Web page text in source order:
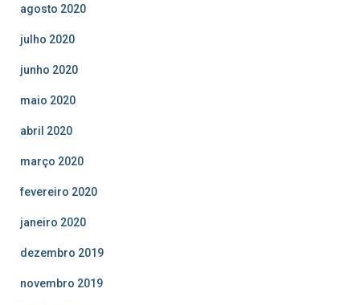
agosto 2020
julho 2020
junho 2020
maio 2020
abril 2020
março 2020
fevereiro 2020
janeiro 2020
dezembro 2019
novembro 2019